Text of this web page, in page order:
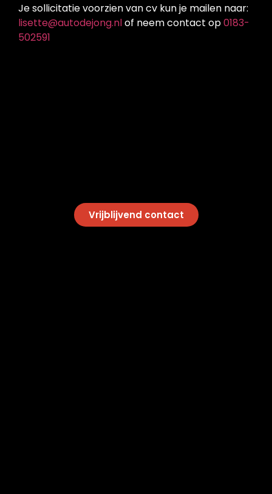
Je sollicitatie voorzien van cv kun je mailen naar:
lisette@autodejong.nlof neem contact op0183-
502591
Vrijblijvend contact